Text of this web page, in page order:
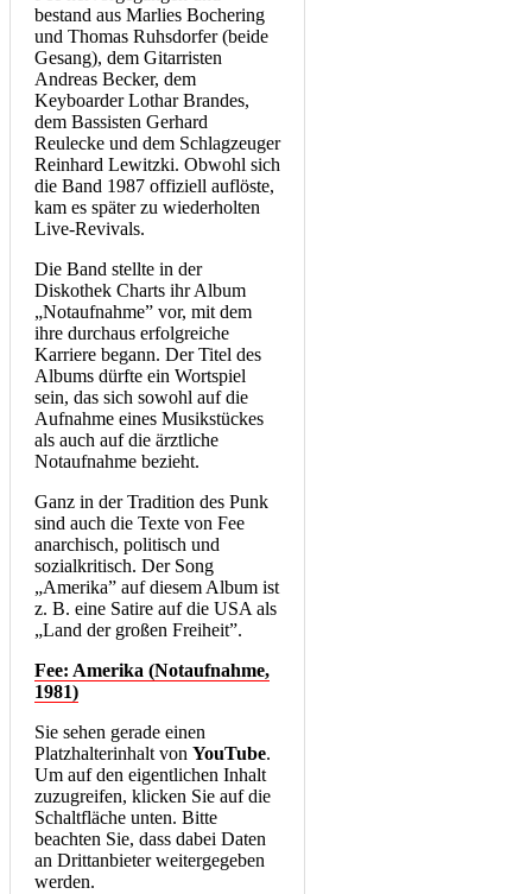
bestand aus Marlies Bochering
und Thomas Ruhsdorfer (beide
Gesang), dem Gitarristen
Andreas Becker, dem
Keyboarder Lothar Brandes,
dem Bassisten Gerhard
Reulecke und dem Schlagzeuger
Reinhard Lewitzki. Obwohl sich
die Band 1987 offiziell auflöste,
kam es später zu wiederholten
Live-Revivals.
Die Band stellte in der
Diskothek Charts ihr Album
„Notaufnahme” vor, mit dem
ihre durchaus erfolgreiche
Karriere begann. Der Titel des
Albums dürfte ein Wortspiel
sein, das sich sowohl auf die
Aufnahme eines Musikstückes
als auch auf die ärztliche
Notaufnahme bezieht.
Ganz in der Tradition des Punk
sind auch die Texte von Fee
anarchisch, politisch und
sozialkritisch. Der Song
„Amerika” auf diesem Album ist
z. B. eine Satire auf die USA als
„Land der großen Freiheit”.
Fee: Amerika (Notaufnahme,
1981)
Sie sehen gerade einen
Platzhalterinhalt von YouTube.
Um auf den eigentlichen Inhalt
zuzugreifen, klicken Sie auf die
Schaltfläche unten. Bitte
beachten Sie, dass dabei Daten
an Drittanbieter weitergegeben
werden.